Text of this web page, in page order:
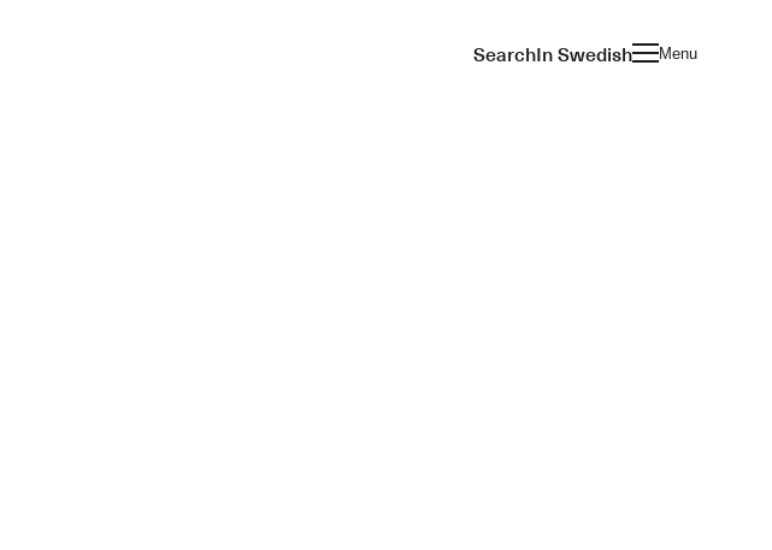
SearchIn Swedish Menu